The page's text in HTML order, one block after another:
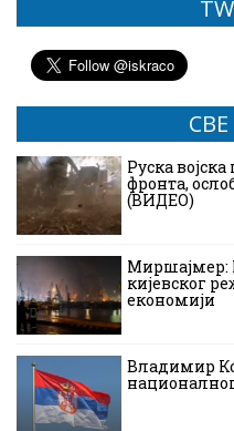
Руска
фронта,
(ВИДЕО)
Миршајмер:
кијевског
економији
Владимир